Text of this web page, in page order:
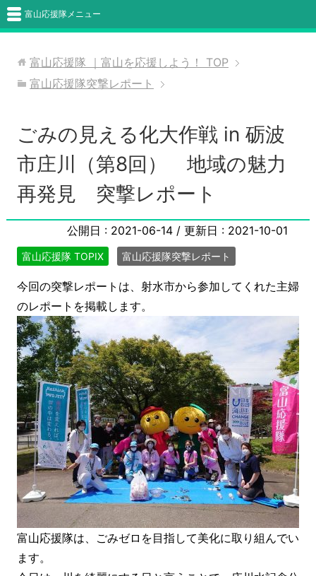
富山応援隊メニュー
富山応援隊 ｜富山を応援しよう！
TOP
富山応援隊突撃レポート
ごみの見える化大作戦 in 砺波
市庄川（第8回） 地域の魅力
再発見 突撃レポート
公開日 : 2021-06-14 / 更新日 : 2021-10-01
富山応援隊 TOPIX 富山応援隊突撃レポート
今回の突撃レポートは、射水市から参加してくれた主婦
のレポートを掲載します。
富山応援隊は、ごみゼロを目指して美化に取り組んでい
ます。